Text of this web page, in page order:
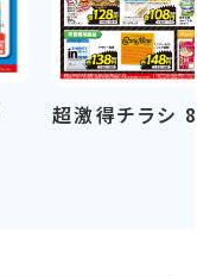
超激得チラシ